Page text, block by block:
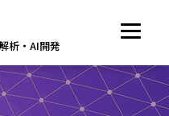
析・AI開発